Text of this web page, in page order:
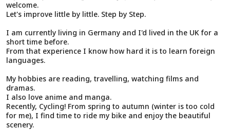
welcome.
Let's improve little by little. Step by Step.
I am currently living in Germany and I'd lived in the UK for a
short time before.
From that experience I know how hard it is to learn foreign
languages.
My hobbies are reading, travelling, watching films and
dramas.
I also love anime and manga.
Recently, Cycling! From spring to autumn (winter is too cold
for me), I find time to ride my bike and enjoy the beautiful
scenery.